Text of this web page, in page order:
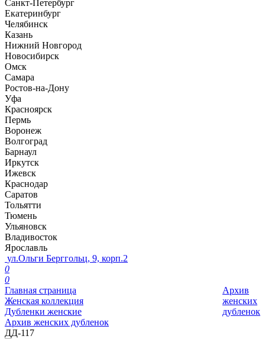
Санкт-Петербург
Екатеринбург
Челябинск
Казань
Нижний Новгород
Новосибирск
Омск
Самара
Ростов-на-Дону
Уфа
Красноярск
Пермь
Воронеж
Волгоград
Барнаул
Иркутск
Ижевск
Краснодар
Саратов
Тольятти
Тюмень
Ульяновск
Владивосток
Ярославль
ул.Ольги Берггольц, 9, корп.2
0
0
Главная страница
Женская коллекция
Дубленки женские
Архив женских дубленок
ДД-117
Архив
женских
дубленок